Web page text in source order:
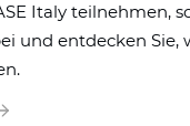
Italy teilnehmen,
und entdecken Sie,